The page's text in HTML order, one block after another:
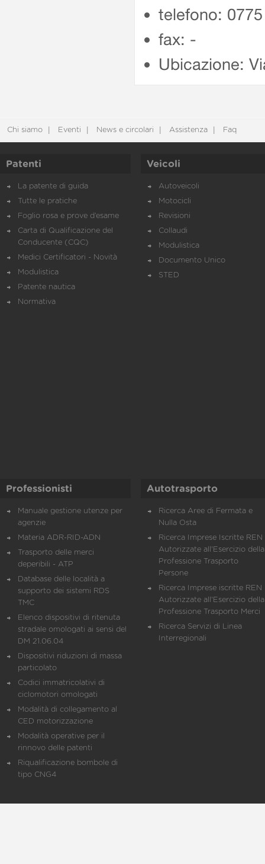
telefono:
fax: -
Ubicazione:
Chi siamo Eventi News e circolari Assistenza Faq
Patenti
La patente di guida
Tutte le pratiche
Foglio rosa e prove d’esame
Carta di Qualificazione del
Conducente (CQC)
Medici Certificatori - Novità
Modulistica
Patente nautica
Normativa
Veicoli
Autoveicoli
Motocicli
Revisioni
Collaudi
Modulistica
Documento Unico
STED
Professionisti
Manuale gestione utenze per
agenzie
Materia ADR-RID-ADN
Trasporto delle merci
deperibili - ATP
Database delle località a
supporto dei sistemi RDS
TMC
Elenco dispositivi di ritenuta
stradale omologati ai sensi del
DM 21.06.04
Dispositivi riduzioni di massa
particolato
Codici immatricolativi di
ciclomotori omologati
Modalità di collegamento al
CED motorizzazione
Modalità operative per il
rinnovo delle patenti
Riqualificazione bombole di
tipo CNG4
Autotrasporto
Ricerca Aree di Fermata e
Nulla Osta
Ricerca Imprese Iscritte REN
Autorizzate all'Esercizio della
Professione Trasporto
Persone
Ricerca Imprese iscritte REN
Autorizzate all'Esercizio della
Professione Trasporto Merci
Ricerca Servizi di Linea
Interregionali